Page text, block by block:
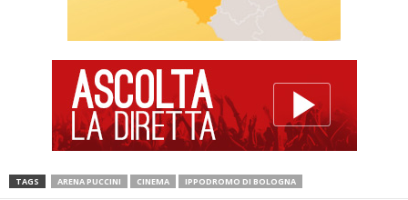
TAGS ARENA PUCCINI CINEMA IPPODROMO DI BOLOGNA